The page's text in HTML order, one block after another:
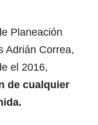
Planeación
Adrián Correa,
el 2016,
de cualquier